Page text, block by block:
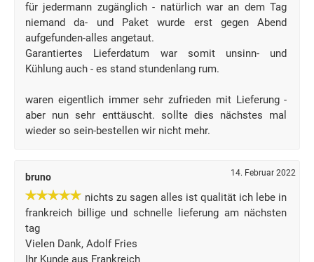
für jedermann zugänglich - natürlich war an dem Tag
niemand da- und Paket wurde erst gegen Abend
aufgefunden-alles angetaut.
Garantiertes Lieferdatum war somit unsinn- und
Kühlung auch - es stand stundenlang rum.
waren eigentlich immer sehr zufrieden mit Lieferung -
aber nun sehr enttäuscht. sollte dies nächstes mal
wieder so sein-bestellen wir nicht mehr.
bruno 14. Februar 2022
nichts zu sagen alles ist qualität ich lebe in
frankreich billige und schnelle lieferung am nächsten
tag
Vielen Dank, Adolf Fries
Ihr Kunde aus Frankreich